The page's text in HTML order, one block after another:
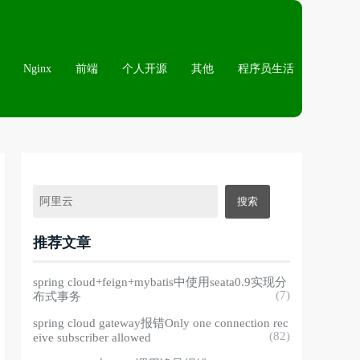
Nginx 前端 个人开源 其他 程序员生活
推荐文章
spring cloud+feign+mybatis中使用seata0.9实现分
布式事务
(7)
spring cloud gateway报错Only one connection rec
eive subscriber allowed
(82)